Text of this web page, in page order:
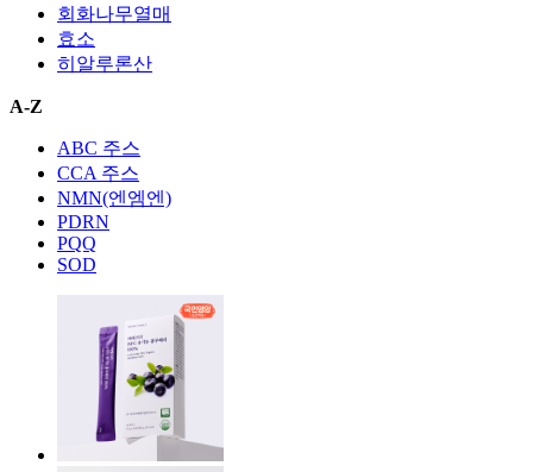
회화나무열매
효소
히알루론산
A-Z
ABC 주스
CCA 주스
NMN(엔엠엔)
PDRN
PQQ
SOD